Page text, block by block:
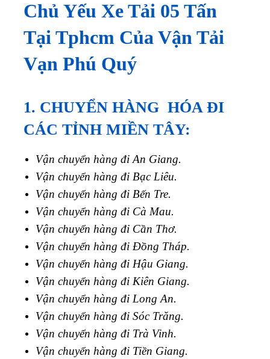
Chủ Yếu Xe Tải 05 Tấn
Tại Tphcm Của Vận Tải
Vạn Phú Quý
1. CHUYỂN HÀNG HÓA ĐI
CÁC TỈNH MIỀN TÂY:
Vận chuyển hàng đi An Giang.
Vận chuyển hàng đi Bạc Liêu.
Vận chuyển hàng đi Bến Tre.
Vận chuyển hàng đi Cà Mau.
Vận chuyển hàng đi Cần Thơ.
Vận chuyển hàng đi Đồng Tháp.
Vận chuyển hàng đi Hậu Giang.
Vận chuyển hàng đi Kiên Giang.
Vận chuyển hàng đi Long An.
Vận chuyển hàng đi Sóc Trăng.
Vận chuyển hàng đi Trà Vinh.
Vận chuyển hàng đi Tiền Giang.